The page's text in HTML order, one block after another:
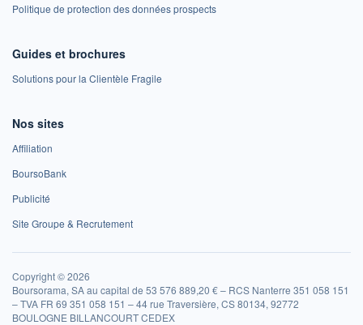
Politique de protection des données prospects
Guides et brochures
Solutions pour la Clientèle Fragile
Nos sites
Affiliation
BoursoBank
Publicité
Site Groupe & Recrutement
Copyright © 2026
Boursorama, SA au capital de 53 576 889,20 € – RCS Nanterre 351 058 151
– TVA FR 69 351 058 151 – 44 rue Traversière, CS 80134, 92772
BOULOGNE BILLANCOURT CEDEX